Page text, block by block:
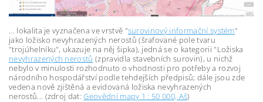
... lokalita je vyznačena ve vrstvě "surovinový informační systém"
jako ložisko nevyhrazených nerostů (šrafované pole tvaru
"trojúhelníku", ukazuje na něj šipka), jedná se o kategorii "Ložiska
nevyhrazených nerostů (zpravidla stavebních surovin), u nichž
nebylo v minulosti rozhodnuto o vhodnosti pro potřeby a rozvoj
národního hospodářství podle tehdejších předpisů; dále jsou zde
vedena nově zjištěná a evidovaná ložiska nevyhrazených
nerostů... (zdroj dat:Geovědní mapy 1 : 50 000, Aš)